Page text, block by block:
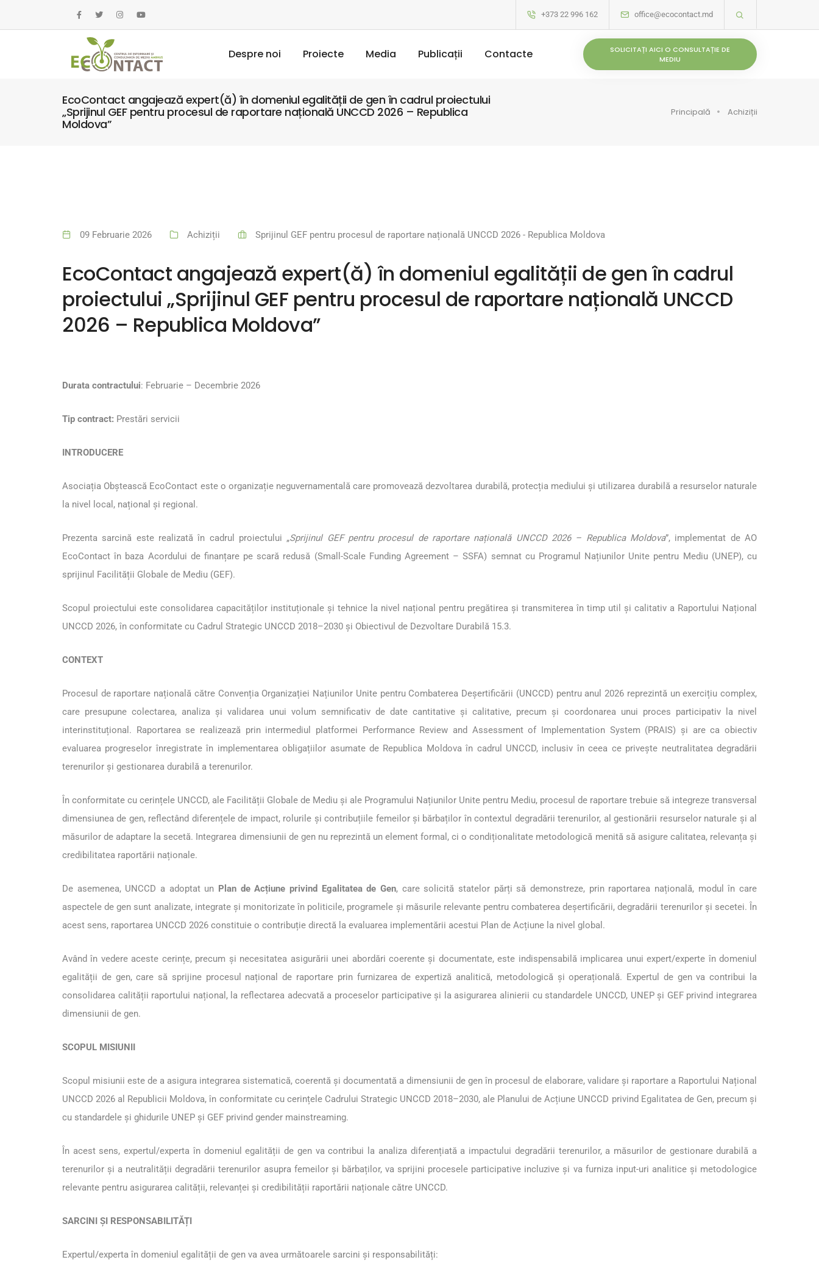
+373 22 996 162 office@ecocontact.md
Despre noi Proiecte Media Publicații Contacte
SOLICITAȚI AICI O CONSULTAȚIE DE
MEDIU
EcoContact angajează expert(ă) în domeniul egalității de gen în cadrul proiectului
„Sprijinul GEF pentru procesul de raportare națională UNCCD 2026 – Republica
Moldova”
Principală Achiziții
09 Februarie 2026 Achiziții Sprijinul GEF pentru procesul de raportare națională UNCCD 2026 - Republica Moldova
EcoContact angajează expert(ă) în domeniul egalității de gen în cadrul
proiectului „Sprijinul GEF pentru procesul de raportare națională UNCCD
2026 – Republica Moldova”
Durata contractului: Februarie – Decembrie 2026
Tip contract: Prestări servicii
INTRODUCERE
Asociația Obștească EcoContact este o organizație neguvernamentală care promovează dezvoltarea durabilă, protecția mediului și utilizarea durabilă a resurselor naturale
la nivel local, național și regional.
Prezenta sarcină este realizată în cadrul proiectului „Sprijinul GEF pentru procesul de raportare națională UNCCD 2026 – Republica Moldova”, implementat de AO
EcoContact în baza Acordului de finanțare pe scară redusă (Small-Scale Funding Agreement – SSFA) semnat cu Programul Națiunilor Unite pentru Mediu (UNEP), cu
sprijinul Facilității Globale de Mediu (GEF).
Scopul proiectului este consolidarea capacităților instituționale și tehnice la nivel național pentru pregătirea și transmiterea în timp util și calitativ a Raportului Național
UNCCD 2026, în conformitate cu Cadrul Strategic UNCCD 2018–2030 și Obiectivul de Dezvoltare Durabilă 15.3.
CONTEXT
Procesul de raportare națională către Convenția Organizației Națiunilor Unite pentru Combaterea Deșertificării (UNCCD) pentru anul 2026 reprezintă un exercițiu complex,
care presupune colectarea, analiza și validarea unui volum semnificativ de date cantitative și calitative, precum și coordonarea unui proces participativ la nivel
interinstituțional. Raportarea se realizează prin intermediul platformei Performance Review and Assessment of Implementation System (PRAIS) și are ca obiectiv
evaluarea progreselor înregistrate în implementarea obligațiilor asumate de Republica Moldova în cadrul UNCCD, inclusiv în ceea ce privește neutralitatea degradării
terenurilor și gestionarea durabilă a terenurilor.
În conformitate cu cerințele UNCCD, ale Facilității Globale de Mediu și ale Programului Națiunilor Unite pentru Mediu, procesul de raportare trebuie să integreze transversal
dimensiunea de gen, reflectând diferențele de impact, rolurile și contribuțiile femeilor și bărbaților în contextul degradării terenurilor, al gestionării resurselor naturale și al
măsurilor de adaptare la secetă. Integrarea dimensiunii de gen nu reprezintă un element formal, ci o condiționalitate metodologică menită să asigure calitatea, relevanța și
credibilitatea raportării naționale.
De asemenea, UNCCD a adoptat un Plan de Acțiune privind Egalitatea de Gen, care solicită statelor părți să demonstreze, prin raportarea națională, modul în care
aspectele de gen sunt analizate, integrate și monitorizate în politicile, programele și măsurile relevante pentru combaterea deșertificării, degradării terenurilor și secetei. În
acest sens, raportarea UNCCD 2026 constituie o contribuție directă la evaluarea implementării acestui Plan de Acțiune la nivel global.
Având în vedere aceste cerințe, precum și necesitatea asigurării unei abordări coerente și documentate, este indispensabilă implicarea unui expert/experte în domeniul
egalității de gen, care să sprijine procesul național de raportare prin furnizarea de expertiză analitică, metodologică și operațională. Expertul de gen va contribui la
consolidarea calității raportului național, la reflectarea adecvată a proceselor participative și la asigurarea alinierii cu standardele UNCCD, UNEP și GEF privind integrarea
dimensiunii de gen.
SCOPUL MISIUNII
Scopul misiunii este de a asigura integrarea sistematică, coerentă și documentată a dimensiunii de gen în procesul de elaborare, validare și raportare a Raportului Național
UNCCD 2026 al Republicii Moldova, în conformitate cu cerințele Cadrului Strategic UNCCD 2018–2030, ale Planului de Acțiune UNCCD privind Egalitatea de Gen, precum și
cu standardele și ghidurile UNEP și GEF privind gender mainstreaming.
În acest sens, expertul/experta în domeniul egalității de gen va contribui la analiza diferențiată a impactului degradării terenurilor, a măsurilor de gestionare durabilă a
terenurilor și a neutralității degradării terenurilor asupra femeilor și bărbaților, va sprijini procesele participative incluzive și va furniza input-uri analitice și metodologice
relevante pentru asigurarea calității, relevanței și credibilității raportării naționale către UNCCD.
SARCINI ȘI RESPONSABILITĂȚI
Expertul/experta în domeniul egalității de gen va avea următoarele sarcini și responsabilități: